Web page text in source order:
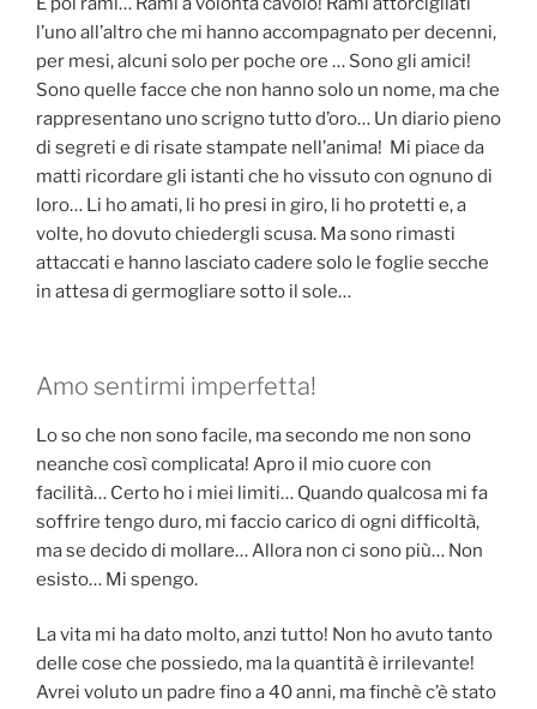
l’uno all’altro che mi hanno accompagnato per decenni,
per mesi, alcuni solo per poche ore … Sono gli amici!
Sono quelle facce che non hanno solo un nome, ma che
rappresentano uno scrigno tutto d’oro… Un diario pieno
di segreti e di risate stampate nell’anima! Mi piace da
matti ricordare gli istanti che ho vissuto con ognuno di
loro… Li ho amati, li ho presi in giro, li ho protetti e, a
volte, ho dovuto chiedergli scusa. Ma sono rimasti
attaccati e hanno lasciato cadere solo le foglie secche
in attesa di germogliare sotto il sole…
Amo sentirmi imperfetta!
Lo so che non sono facile, ma secondo me non sono
neanche così complicata! Apro il mio cuore con
facilità… Certo ho i miei limiti… Quando qualcosa mi fa
soffrire tengo duro, mi faccio carico di ogni difficoltà,
ma se decido di mollare… Allora non ci sono più… Non
esisto… Mi spengo.
La vita mi ha dato molto, anzi tutto! Non ho avuto tanto
delle cose che possiedo, ma la quantità è irrilevante!
Avrei voluto un padre fino a 40 anni, ma finchè c’è stato